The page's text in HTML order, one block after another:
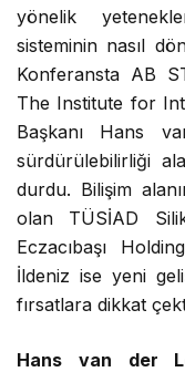
yönelik
sisteminin nasıl
Konferansta AB
The Institute for
Başkanı Hans
sürdürülebilirliği
durdu. Bilişim
olan TÜSİAD
Eczacıbaşı
İldeniz ise yeni
fırsatlara dikkat
Hans van der